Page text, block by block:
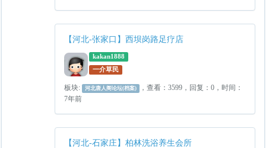
【河北-张家口】西坝岗路足疗店
kakan1888
一介草民
板块: 河北唐人阁论坛(档案)
，查看：3599，回复：0，时间：
7年前
【河北-石家庄】柏林洗浴养生会所